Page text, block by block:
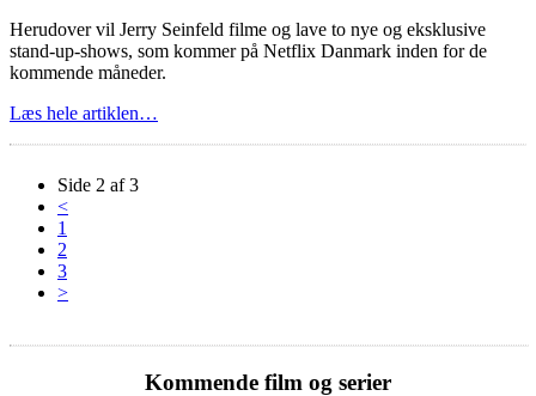
Herudover vil Jerry Seinfeld filme og lave to nye og eksklusive
stand-up-shows, som kommer på Netflix Danmark inden for de
kommende måneder.
Læs hele artiklen…
Side 2 af 3
<
1
2
3
>
Kommende film og serier